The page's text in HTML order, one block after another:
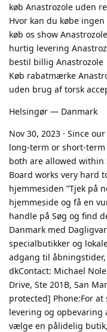
køb Anastrozole uden
Hvor kan du købe
køb os show Anastrozole
hurtig levering
bestil billig Anastrozole
Køb rabatmærke
uden brug af torsk
Helsingør — Danmark
Nov 30, 2023 · Since
long-term or short-
both are allowed within
Board works very hard
hjemmesiden ”Tjek på
hjemmeside og få en
handle på Søg og find
Danmark med
specialbutikker og
adgang til
dkContact: Michael
Drive, Ste 201B, San
protected] Phone:For
levering og
vælge en pålidelig